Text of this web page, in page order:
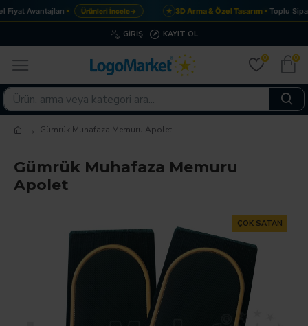
Avantajları Ürünleri İncele→ ★ 3D Arma & Özel Tasarım Toplu
GIRIŞ KAYIT OL
0 0
Gümrük Muhafaza Memuru Apolet
Gümrük Muhafaza Memuru
Apolet
ÇOK SATAN